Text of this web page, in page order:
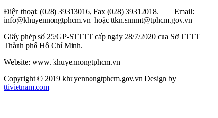
Điện thoại: (028) 39313016, Fax (028) 39312018. Email:
info@khuyennongtphcm.vn hoặc ttkn.snnmt@tphcm.gov.vn
Giấy phép số 25/GP-STTTT cấp ngày 28/7/2020 của Sở TTTT
Thành phố Hồ Chí Minh.
Website: www. khuyennongtphcm.vn
Copyright © 2019 khuyennongtphcm.gov.vn Design by
ttivietnam.com